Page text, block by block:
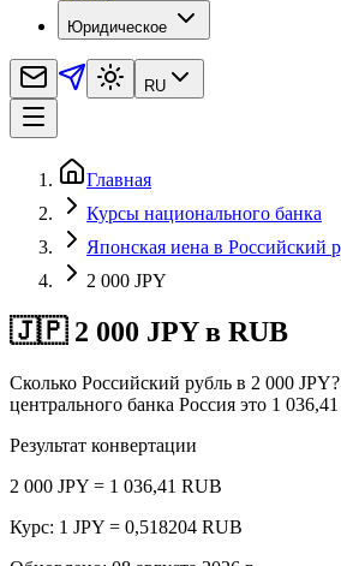
Юридическое
RU
Главная
Курсы национального банка
Японская иена в Российский
2 000 JPY
🇯🇵 2 000 JPY в RUB
Сколько Российский рубль в 2 000
центрального банка Россия это 1
Результат конвертации
2 000 JPY = 1 036,41 RUB
Курс: 1 JPY = 0,518204 RUB